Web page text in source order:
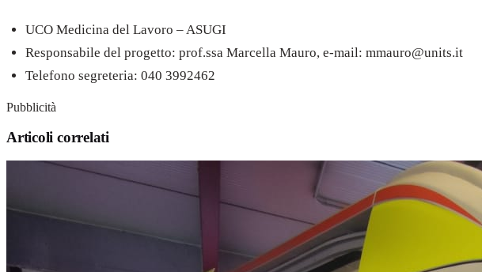
UCO Medicina del Lavoro – ASUGI
Responsabile del progetto: prof.ssa Marcella Mauro, e-mail: mmauro@units.it
Telefono segreteria: 040 3992462
Pubblicità
Articoli correlati